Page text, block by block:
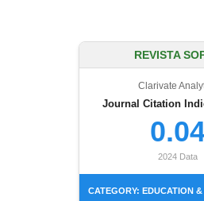
REVISTA
Clarivate
Journal Citation
2024 Data
CATEGORY: EDUCATION